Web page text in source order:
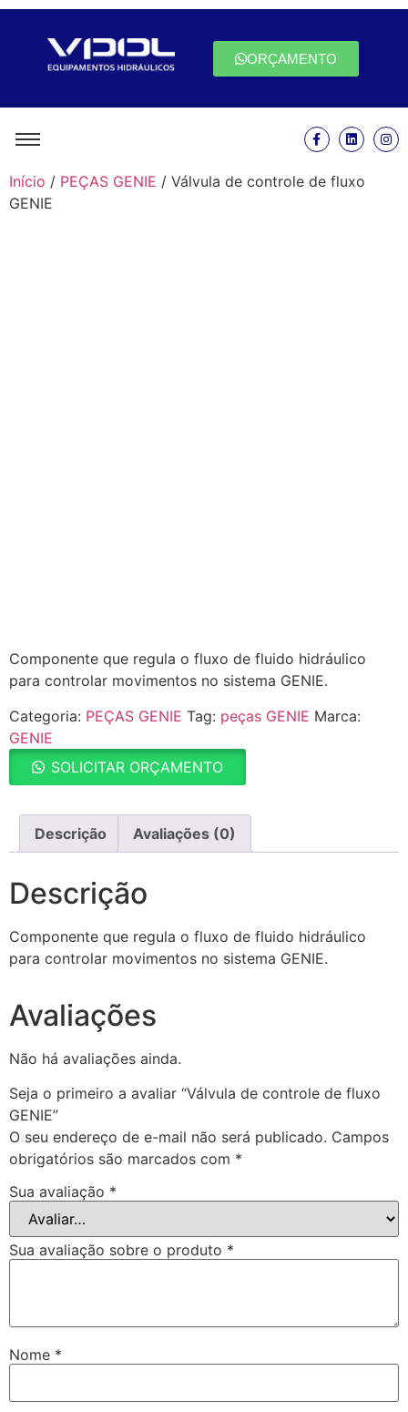
ORÇAMENTO
Início / PEÇAS GENIE / Válvula de controle de fluxo
GENIE
Componente que regula o fluxo de fluido hidráulico
para controlar movimentos no sistema GENIE.
Categoria: PEÇAS GENIE Tag: peças GENIE Marca:
GENIE
SOLICITAR ORÇAMENTO
Descrição Avaliações (0)
Descrição
Componente que regula o fluxo de fluido hidráulico
para controlar movimentos no sistema GENIE.
Avaliações
Não há avaliações ainda.
Seja o primeiro a avaliar “Válvula de controle de fluxo
GENIE”
O seu endereço de e-mail não será publicado. Campos
obrigatórios são marcados com *
Sua avaliação *
Sua avaliação sobre o produto *
Nome *